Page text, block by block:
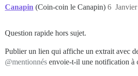
Canapin (Coin-coin le Canapin) 6
Question rapide hors sujet.
Publier un lien qui affiche un extrait avec
@mentionnés envoie-t-il une notification à